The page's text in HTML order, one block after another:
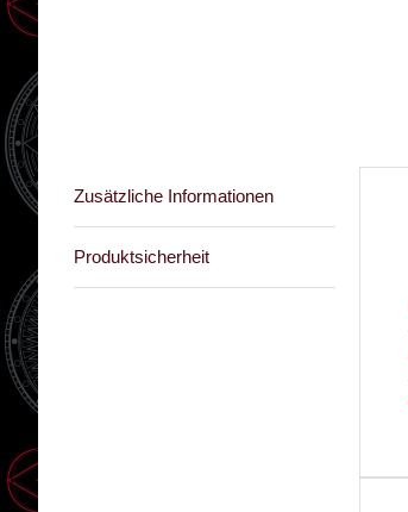
Zusätzliche Informationen
Produktsicherheit